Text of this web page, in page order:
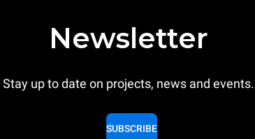
Newsletter
Stay up to date on projects, news and events.
SUBSCRIBE